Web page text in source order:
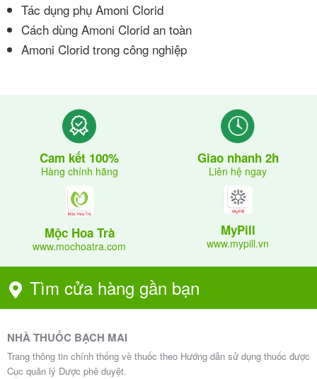
Tác dụng phụ Amoni Clorid
Cách dùng Amoni Clorid an toàn
Amoni Clorid trong công nghiệp
Cam kết 100%
Hàng chính hãng
Giao nhanh 2h
Liên hệ ngay
Mộc Hoa Trà
www.mochoatra.com
MyPill
www.mypill.vn
Tìm cửa hàng gần bạn
NHÀ THUỐC BẠCH MAI
Trang thông tin chính thống về thuốc theo Hướng dẫn sử dụng thuốc được
Cục quản lý Dược phê duyệt.